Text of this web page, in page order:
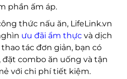
phần ấm áp.
thức nấu ăn, LifeLink.vn
ưu đãi ẩm thực và dịch
tác đơn giản, bạn có
combo ăn uống và tận
với chi phí tiết kiệm.